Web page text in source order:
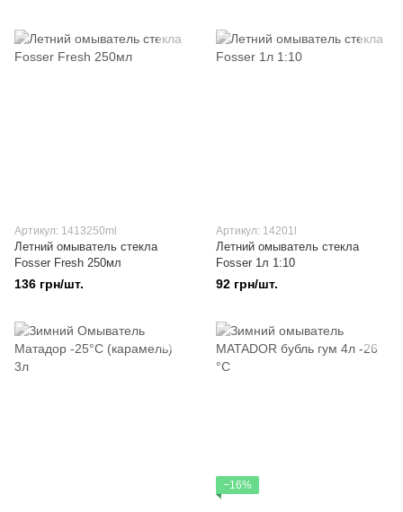
Артикул: 1413250ml
Летний омыватель стекла
Fosser Fresh 250мл
136 грн/шт.
Артикул: 14201l
Летний омыватель стекла
Fosser 1л 1:10
92 грн/шт.
−16%